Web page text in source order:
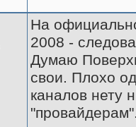
На
2008 -
Думаю
свои. Плохо
каналов нету